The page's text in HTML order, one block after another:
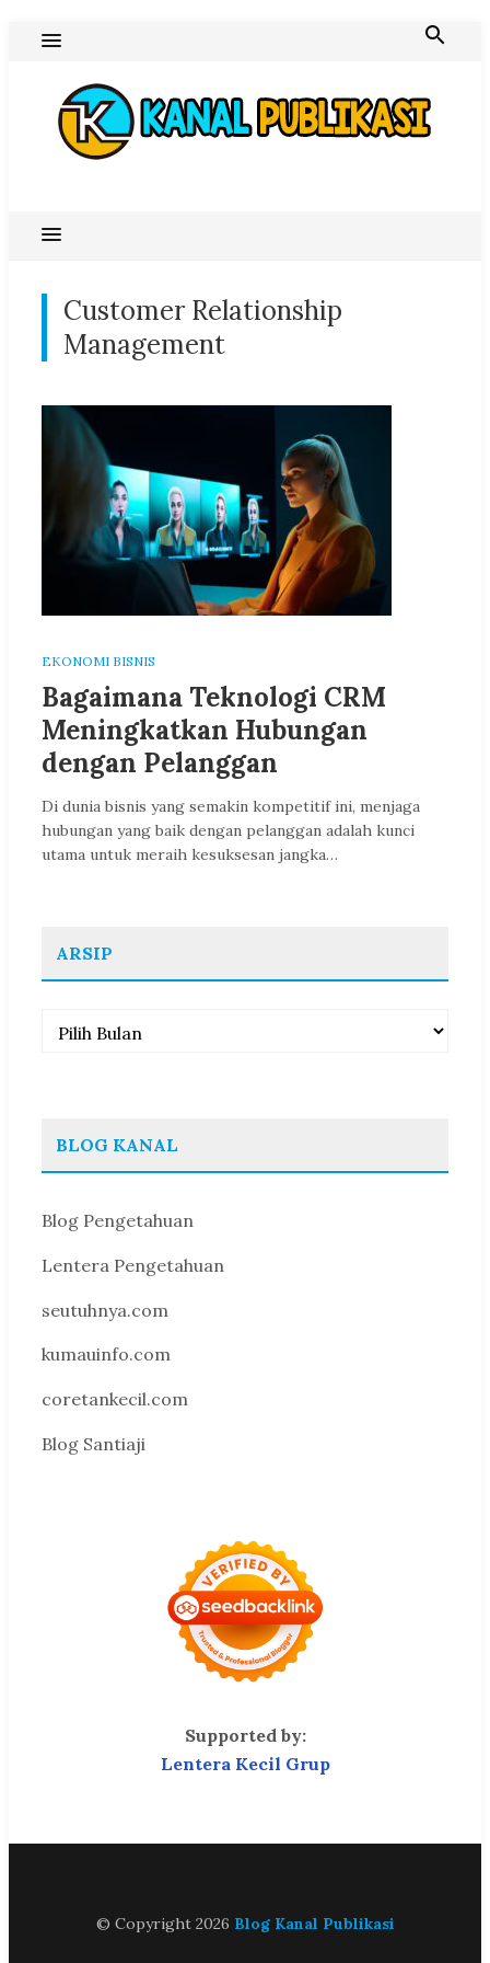
content
Customer Relationship
Management
EKONOMI BISNIS
Bagaimana Teknologi CRM
Meningkatkan Hubungan
dengan Pelanggan
Di dunia bisnis yang semakin kompetitif ini, menjaga
hubungan yang baik dengan pelanggan adalah kunci
utama untuk meraih kesuksesan jangka…
ARSIP
Arsip
BLOG KANAL
Blog Pengetahuan
Lentera Pengetahuan
seutuhnya.com
kumauinfo.com
coretankecil.com
Blog Santiaji
Supported by:
Lentera Kecil Grup
© Copyright 2026 Blog Kanal Publikasi